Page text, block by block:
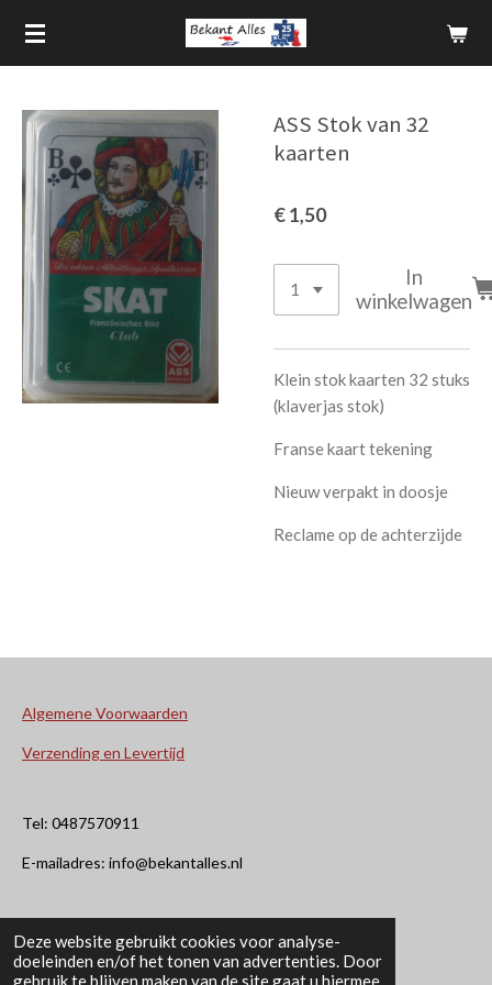
Deze website gebruikt cookies voor analyse-
doeleinden en/of het tonen van advertenties. Door
gebruik te blijven maken van de site gaat u hiermee
Ga
direct
hoofdinhoud
ASS Stok van 32
kaarten
€ 1,50
In
winkelwagen
Klein stok kaarten 32 stuks
(klaverjas stok)
Franse kaart tekening
Nieuw verpakt in doosje
Reclame op de achterzijde
Algemene Voorwaarden
Verzending en Levertijd
Tel: 0487570911
E-mailadres: info@bekantalles.nl
Rooysestraat 4
6621AM Dreumel